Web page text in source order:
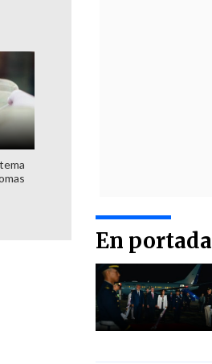
En portada